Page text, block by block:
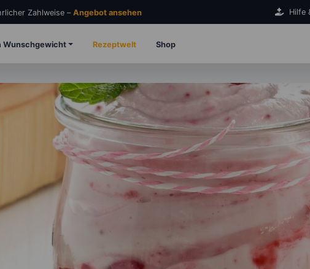
Zahlweise –Angebot ansehen Hilfe
Wunschgewicht Rezeptwelt Shop